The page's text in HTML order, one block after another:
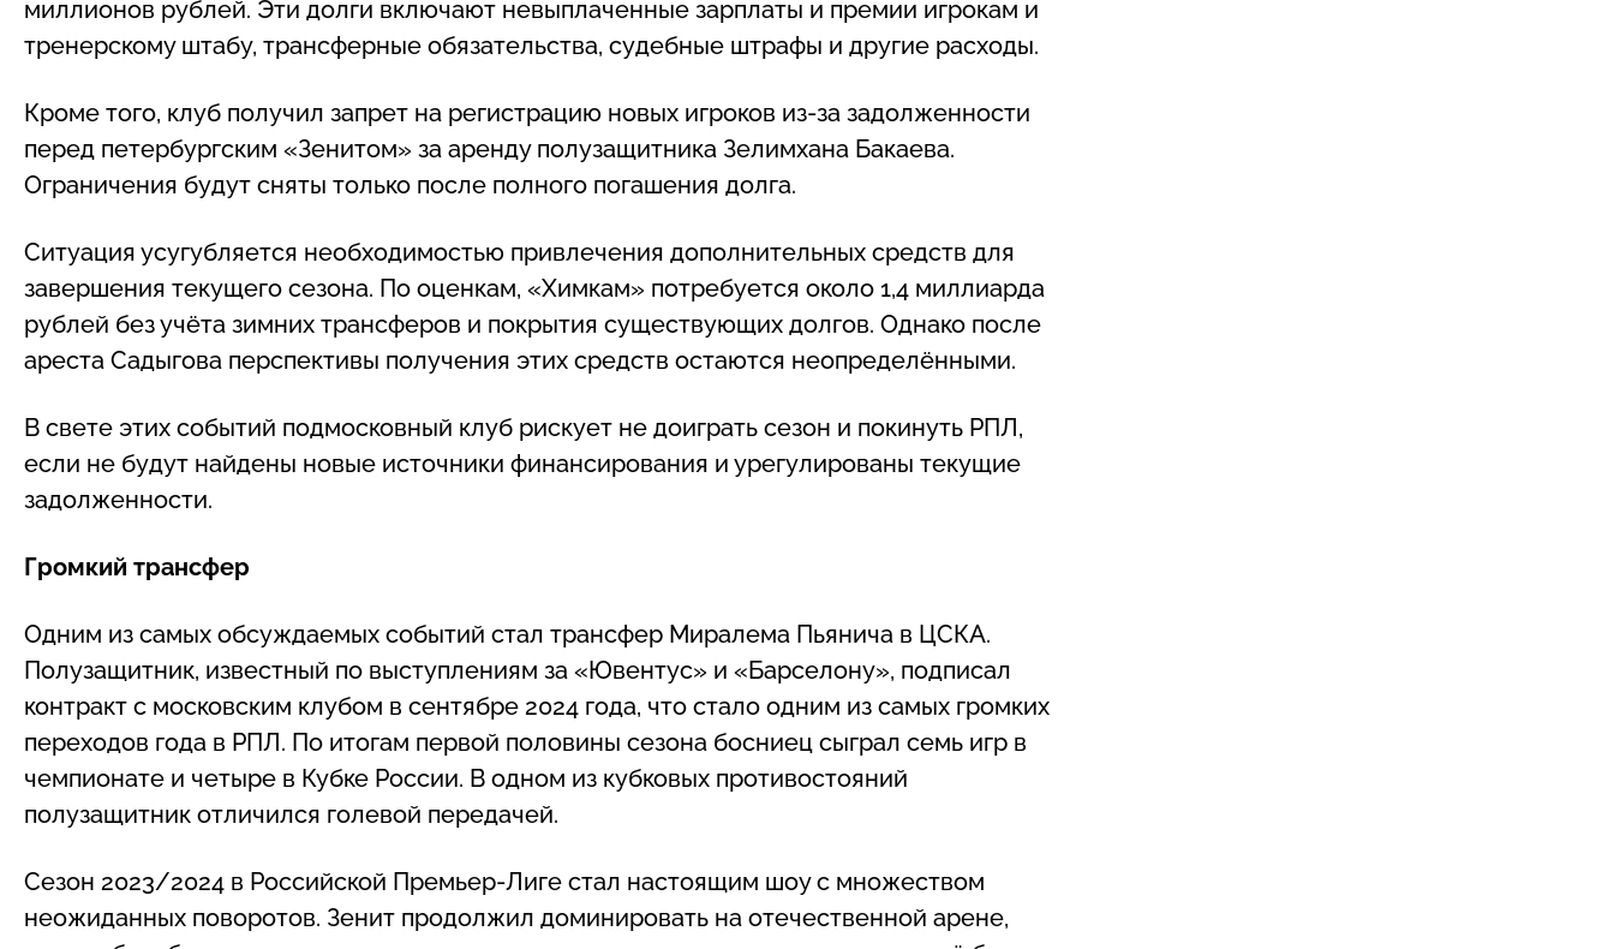
миллионов рублей. Эти долги включают невыплаченные зарплаты и премии игрокам и
тренерскому штабу, трансферные обязательства, судебные штрафы и другие расходы.
Кроме того, клуб получил запрет на регистрацию новых игроков из-за задолженности
перед петербургским «Зенитом» за аренду полузащитника Зелимхана Бакаева.
Ограничения будут сняты только после полного погашения долга.
Ситуация усугубляется необходимостью привлечения дополнительных средств для
завершения текущего сезона. По оценкам, «Химкам» потребуется около 1,4 миллиарда
рублей без учёта зимних трансферов и покрытия существующих долгов. Однако после
ареста Садыгова перспективы получения этих средств остаются неопределёнными.
В свете этих событий подмосковный клуб рискует не доиграть сезон и покинуть РПЛ,
если не будут найдены новые источники финансирования и урегулированы текущие
задолженности.
Громкий трансфер
Одним из самых обсуждаемых событий стал трансфер Миралема Пьянича в ЦСКА.
Полузащитник, известный по выступлениям за «Ювентус» и «Барселону», подписал
контракт с московским клубом в сентябре 2024 года, что стало одним из самых громких
переходов года в РПЛ. По итогам первой половины сезона босниец сыграл семь игр в
чемпионате и четыре в Кубке России. В одном из кубковых противостояний
полузащитник отличился голевой передачей.
Сезон 2023/2024 в Российской Премьер-Лиге стал настоящим шоу с множеством
неожиданных поворотов. Зенит продолжил доминировать на отечественной арене,